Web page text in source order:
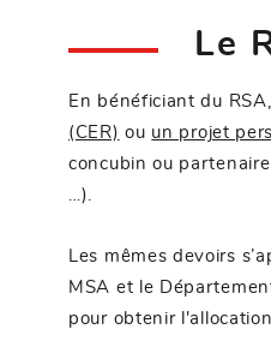
Le
En bénéficiant du
(CER) ou un projet
concubin ou
…).
Les mêmes devoirs
MSA et le
pour obtenir